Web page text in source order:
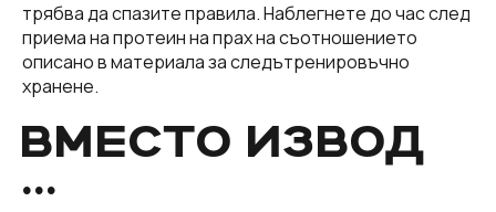
трябва да спазите правила. Наблегнете до час след
приема на протеин на прах на съотношението
описано в материала за следътренировъчно
хранене.
ВМЕСТО ИЗВОД
…